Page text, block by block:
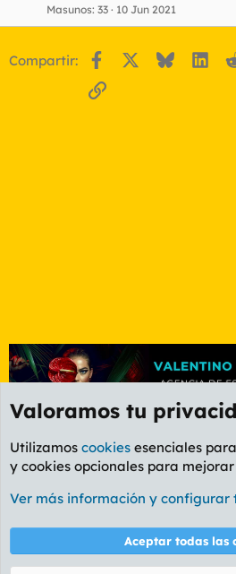
Masunos 33 10 Jun 2021
Compartir: Facebook Bluesky
Enlace
Foro General
Cookies
PL OLDSTYLE
Términos y reglas
Valoramos tu
Utilizamos cookies esenciales
y cookies opcionales para
Ver más información y configurar
Aceptar todas las